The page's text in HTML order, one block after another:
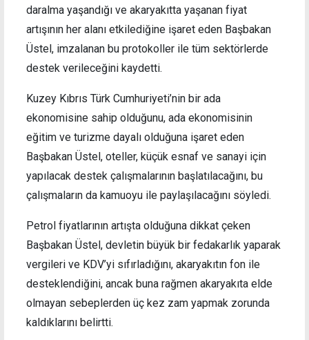
daralma yaşandığı ve akaryakıtta yaşanan fiyat
artışının her alanı etkilediğine işaret eden Başbakan
Üstel, imzalanan bu protokoller ile tüm sektörlerde
destek verileceğini kaydetti.
Kuzey Kıbrıs Türk Cumhuriyeti’nin bir ada
ekonomisine sahip olduğunu, ada ekonomisinin
eğitim ve turizme dayalı olduğuna işaret eden
Başbakan Üstel, oteller, küçük esnaf ve sanayi için
yapılacak destek çalışmalarının başlatılacağını, bu
çalışmaların da kamuoyu ile paylaşılacağını söyledi.
Petrol fiyatlarının artışta olduğuna dikkat çeken
Başbakan Üstel, devletin büyük bir fedakarlık yaparak
vergileri ve KDV’yi sıfırladığını, akaryakıtın fon ile
desteklendiğini, ancak buna rağmen akaryakıta elde
olmayan sebeplerden üç kez zam yapmak zorunda
kaldıklarını belirtti.